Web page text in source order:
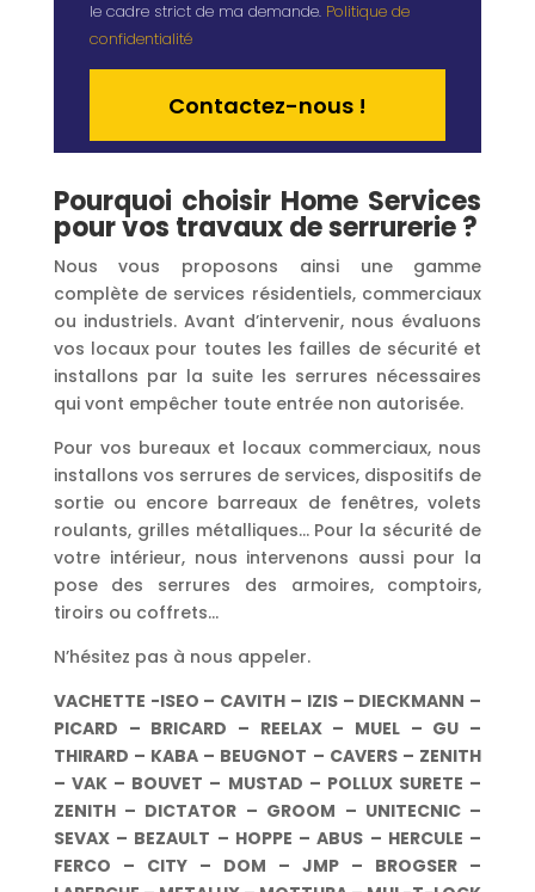
le cadre strict de ma demande. Politique de
confidentialité
Pourquoi choisir Home Services
pour vos travaux de serrurerie ?
Nous vous proposons ainsi une gamme
complète de services résidentiels, commerciaux
ou industriels. Avant d’intervenir, nous évaluons
vos locaux pour toutes les failles de sécurité et
installons par la suite les serrures nécessaires
qui vont empêcher toute entrée non autorisée.
Pour vos bureaux et locaux commerciaux, nous
installons vos serrures de services, dispositifs de
sortie ou encore barreaux de fenêtres, volets
roulants, grilles métalliques… Pour la sécurité de
votre intérieur, nous intervenons aussi pour la
pose des serrures des armoires, comptoirs,
tiroirs ou coffrets…
N’hésitez pas à nous appeler.
VACHETTE -ISEO – CAVITH – IZIS – DIECKMANN –
PICARD – BRICARD – REELAX – MUEL – GU –
THIRARD – KABA – BEUGNOT – CAVERS – ZENITH
– VAK – BOUVET – MUSTAD – POLLUX SURETE –
ZENITH – DICTATOR – GROOM – UNITECNIC –
SEVAX – BEZAULT – HOPPE – ABUS – HERCULE –
FERCO – CITY – DOM – JMP – BROGSER –